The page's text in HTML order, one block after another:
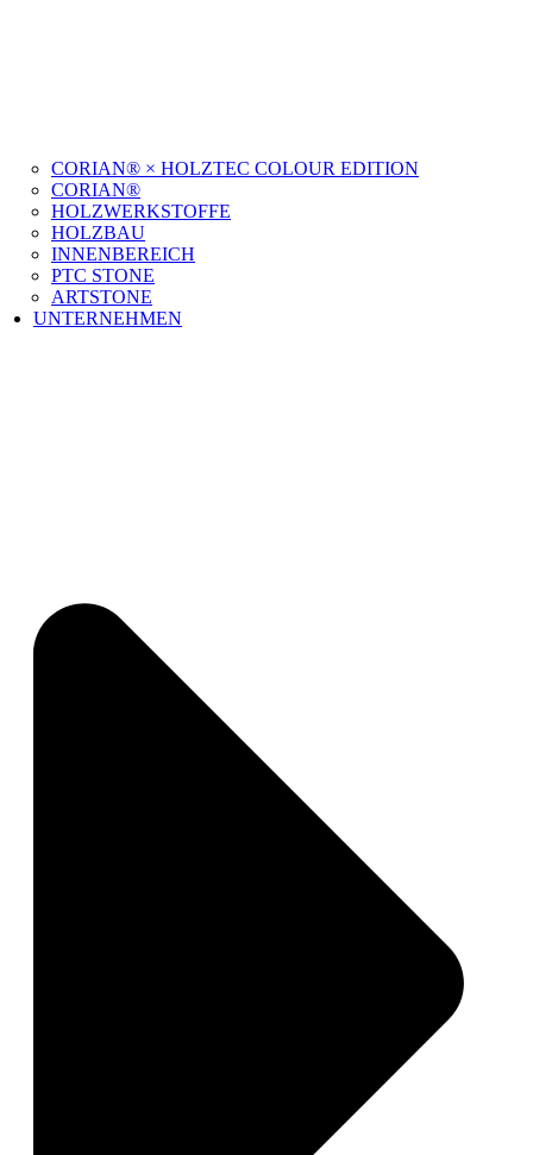
CORIAN® × HOLZTEC COLOUR EDITION
CORIAN®
HOLZWERKSTOFFE
HOLZBAU
INNENBEREICH
PTC STONE
ARTSTONE
UNTERNEHMEN